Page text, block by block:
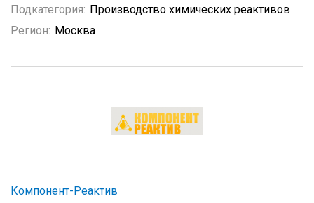
Подкатегория: Производство химических реактивов
Регион: Москва
Компонент-Реактив